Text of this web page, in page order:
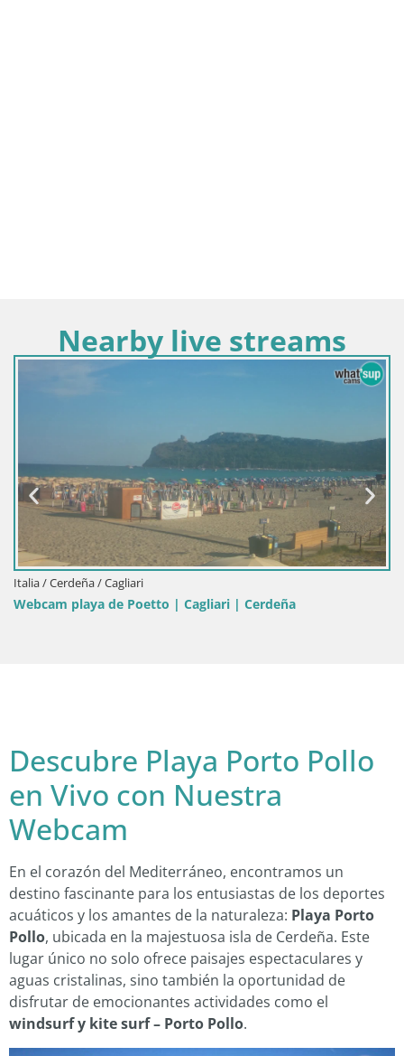
Nearby live streams
Italia / Cerdeña / Cagliari
Webcam playa de Poetto | Cagliari | Cerdeña
Descubre Playa Porto Pollo
en Vivo con Nuestra
Webcam
En el corazón del Mediterráneo, encontramos un
destino fascinante para los entusiastas de los deportes
acuáticos y los amantes de la naturaleza: Playa Porto
Pollo, ubicada en la majestuosa isla de Cerdeña. Este
lugar único no solo ofrece paisajes espectaculares y
aguas cristalinas, sino también la oportunidad de
disfrutar de emocionantes actividades como el
windsurf y kite surf – Porto Pollo.